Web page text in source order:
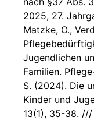
2025, 27.
Matzke, O.,
Jugendlichen
Familien.
S. (2024). Die
Kinder und
13(1), 35-38. ///